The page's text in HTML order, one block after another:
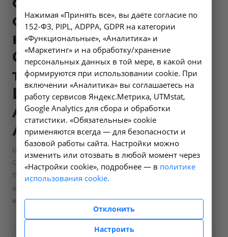
оболочки рото/
носоглотки на
Covid 19) выезд на
территорию г.
Иркутск -
A11.08.010-02 в
Ангарске
Цены в Ангарске Лабораторные исследования
COVID-19
Получение материала из верхних дыхательных путей (Забор
мазка со слизистой оболочки рото/носоглотки на Covid 19)
выезд на территорию г. Иркутск - A11.08.010-02 в Ангарске
Нажимая «Принять все», вы даёте согласие по
152-ФЗ, PIPL, ADPPA, GDPR на категории
«Функциональные», «Аналитика» и
«Маркетинг» и на обработку/хранение
персональных данных в той мере, в какой они
формируются при использовании cookie. При
включении «Аналитика» вы соглашаетесь на
работу сервисов Яндекс.Метрика, UTMstat,
Google Analytics для сбора и обработки
статистики. «Обязательные» cookie
применяются всегда — для безопасности и
базовой работы сайта. Настройки можно
изменить или отозвать в любой момент через
«Настройки cookie», подробнее — в политике
использования cookie.
Отклонить
Настроить